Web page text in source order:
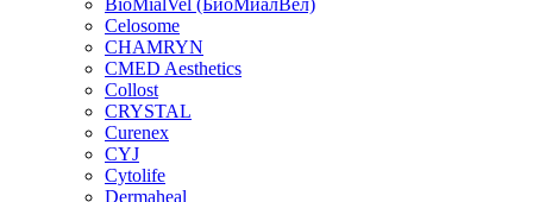
BioMialVel (БиоМиалВел)
Celosome
CHAMRYN
CMED Aesthetics
Collost
CRYSTAL
Curenex
CYJ
Cytolife
Dermaheal